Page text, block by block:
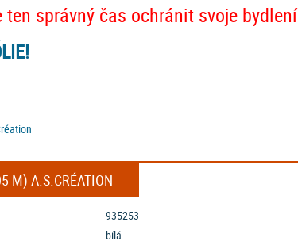
správný čas ochránit svoje bydlení
M) A.S.CRÉATION
935253
bílá